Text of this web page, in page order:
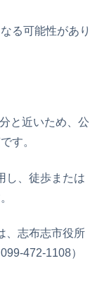
る可能性があり
と近いため、公
す。
し、徒歩または
、志布志市役所
472-1108）